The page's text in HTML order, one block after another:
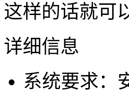
这样的话就可
详细信息
系统要求：